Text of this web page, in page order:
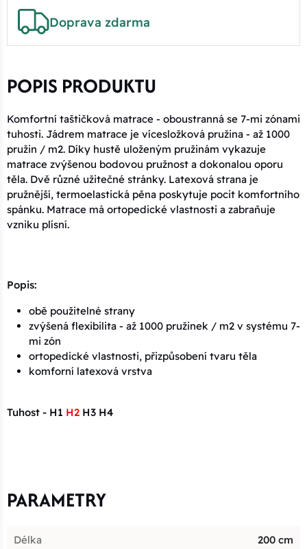
Doprava zdarma
POPIS PRODUKTU
Komfortní taštičková matrace - oboustranná se 7-mi zónami
tuhosti. Jádrem matrace je vícesložková pružina - až 1000
pružin / m2. Díky hustě uloženým pružinám vykazuje
matrace zvýšenou bodovou pružnost a dokonalou oporu
těla. Dvě různé užitečné stránky. Latexová strana je
pružnější, termoelastická pěna poskytuje pocit komfortního
spánku. Matrace má ortopedické vlastnosti a zabraňuje
vzniku plísní.
Popis:
obě použitelné strany
zvýšená flexibilita - až 1000 pružinek / m2 v systému 7-
mi zón
ortopedické vlastnosti, přizpůsobení tvaru těla
komforní latexová vrstva
Tuhost - H1 H2 H3 H4
PARAMETRY
Délka 200 cm